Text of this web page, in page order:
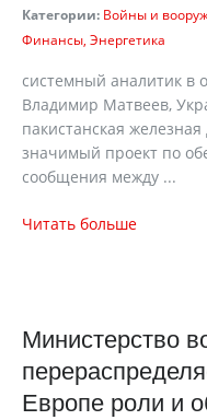
Категории: Войны и
Финансы Энергетика
cистемный аналитик в
Владимир Матвеев,
пакистанская железная
значимый проект по
сообщения между ...
Читать больше
Министерство
Европе роли и